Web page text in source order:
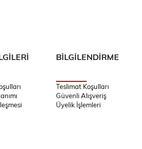
BİLGİLENDİRME
Teslimat Koşulları
Güvenli Alışveriş
Üyelik İşlemleri